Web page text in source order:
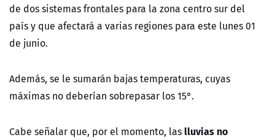
de dos sistemas frontales para la zona centro sur del
país y que afectará a varias regiones para este lunes 01
de junio.
Además, se le sumarán bajas temperaturas, cuyas
máximas no deberían sobrepasar los 15°.
Cabe señalar que, por el momento, las lluvias no